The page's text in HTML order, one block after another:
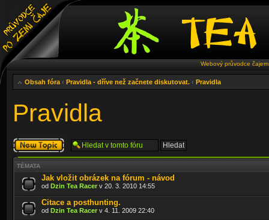
Webový průvodce
Obsah fóra ‹ Pravidla - dříve než začnete diskutovat. ‹ Pravidla
Pravidla
Odeslat nové
téma
TÉMATA
Jak vložit obrázek na fórum - návod
od Dzin Tea Racer v 20. 3. 2010 14:55
Citace a posthunting.
od Dzin Tea Racer v 4. 11. 2009 22:40